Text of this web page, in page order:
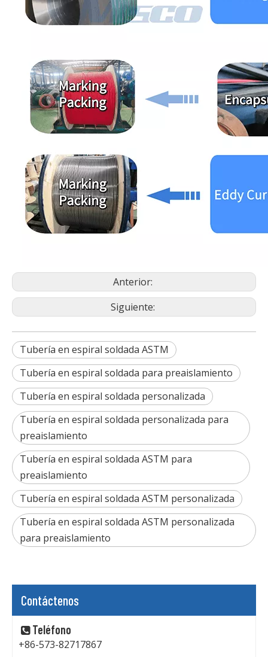
Anterior:
Siguiente:
Tubería en espiral soldada ASTM
Tubería en espiral soldada para preaislamiento
Tubería en espiral soldada personalizada
Tubería en espiral soldada personalizada para
preaislamiento
Tubería en espiral soldada ASTM para
preaislamiento
Tubería en espiral soldada ASTM personalizada
Tubería en espiral soldada ASTM personalizada
para preaislamiento
Contáctenos
 Teléfono
+86-573-82717867